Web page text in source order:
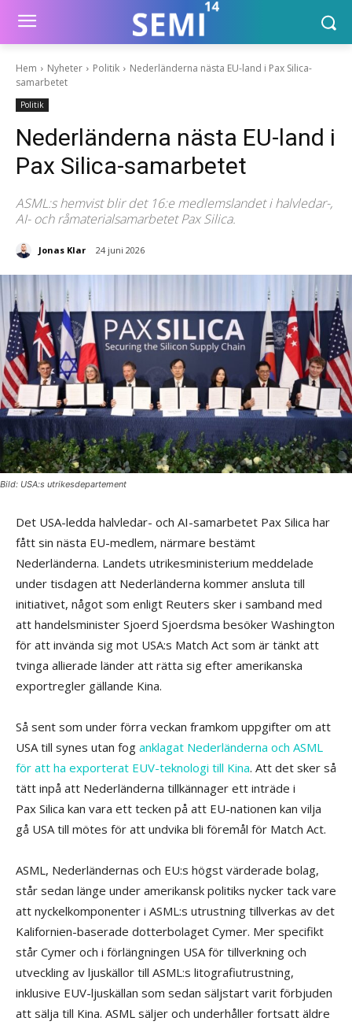
Hem Nyheter Politik
Nederländerna nästa EU-land i Pax Silica-
samarbetet
Politik
Nederländerna nästa EU-land i
Pax Silica-samarbetet
ASML:s hemvist blir det 16:e medlemslandet i halvledar-,
AI- och råmaterialsamarbetet Pax Silica.
Jonas Klar 24 juni 2026
Bild: USA:s utrikesdepartement
Det USA-ledda halvledar- och AI-samarbetet Pax Silica har
fått sin nästa EU-medlem, närmare bestämt
Nederländerna. Landets utrikesministerium meddelade
under tisdagen att Nederländerna kommer ansluta till
initiativet, något som enligt Reuters sker i samband med
att handelsminister Sjoerd Sjoerdsma besöker Washington
för att invända sig mot USA:s Match Act som är tänkt att
tvinga allierade länder att rätta sig efter amerikanska
exportregler gällande Kina.
Så sent som under förra veckan framkom uppgifter om att
USA till synes utan fog anklagat Nederländerna och ASML
för att ha exporterat EUV-teknologi till Kina. Att det sker så
tätt inpå att Nederländerna tillkännager ett inträde i
Pax Silica kan vara ett tecken på att EU-nationen kan vilja
gå USA till mötes för att undvika bli föremål för Match Act.
ASML, Nederländernas och EU:s högst värderade bolag,
står sedan länge under amerikansk politiks nycker tack vare
att nyckelkomponenter i ASML:s utrustning tillverkas av det
Kalifornien-baserade dotterbolaget Cymer. Mer specifikt
står Cymer och i förlängningen USA för tillverkning och
utveckling av ljuskällor till ASML:s litografiutrustning,
inklusive EUV-ljuskällan som sedan säljstart varit förbjuden
att sälja till Kina. ASML säljer och underhåller fortsatt äldre